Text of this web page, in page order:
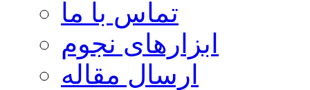
تماس با ما
ابزارهای نجوم
ارسال مقاله